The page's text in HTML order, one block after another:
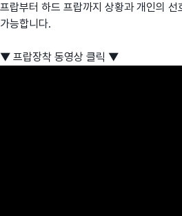
프랍부터 하드 프랍까지 상황과 개인의 선
가능합니다.
▼ 프랍장착 동영상 클릭 ▼